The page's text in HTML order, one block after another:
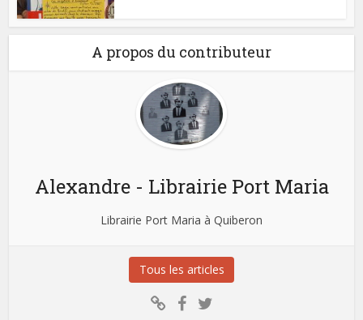
A propos du contributeur
Alexandre - Librairie Port Maria
Librairie Port Maria à Quiberon
Tous les articles